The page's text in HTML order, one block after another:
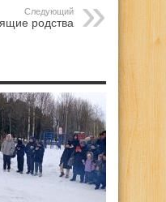
Следующий
родства